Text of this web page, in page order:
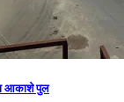
आकाशे पुल